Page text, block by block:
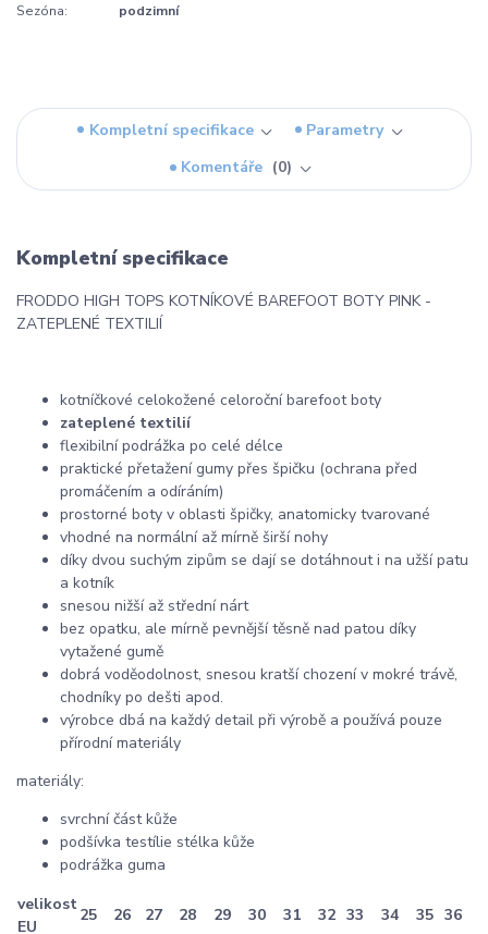
Sezóna:
podzimní
Kompletní specifikace
Parametry
Komentáře
0
Kompletní specifikace
FRODDO HIGH TOPS KOTNÍKOVÉ BAREFOOT BOTY PINK -
ZATEPLENÉ TEXTILIÍ
kotníčkové celokožené celoroční barefoot boty
zateplené textilií
flexibilní podrážka po celé délce
praktické přetažení gumy přes špičku (ochrana před
promáčením a odíráním)
prostorné boty v oblasti špičky, anatomicky tvarované
vhodné na normální až mírně širší nohy
díky dvou suchým zipům se dají se dotáhnout i na užší patu
a kotník
snesou nižší až střední nárt
bez opatku, ale mírně pevnější těsně nad patou díky
vytažené gumě
dobrá voděodolnost, snesou kratší chození v mokré trávě,
chodníky po dešti apod.
výrobce dbá na každý detail při výrobě a používá pouze
přírodní materiály
materiály:
svrchní část kůže
podšívka testílie stélka kůže
podrážka guma
velikost
EU
25 26 27 28 29 30 31 32 33 34 35 36